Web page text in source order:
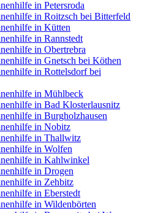
in Petersroda
in Roitzsch bei Bitterfeld
in Kütten
in Rannstedt
in Obertrebra
in Gnetsch bei Köthen
in Rottelsdorf bei
in Mühlbeck
in Bad Klosterlausnitz
in Burgholzhausen
in Nobitz
in Thallwitz
in Wolfen
in Kahlwinkel
in Drogen
in Zehbitz
in Eberstedt
in Wildenbörten